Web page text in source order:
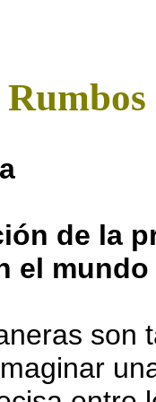
de la
el
son